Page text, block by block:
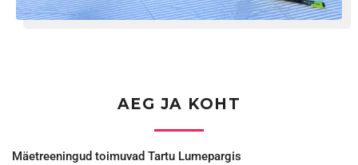
AEG JA KOHT
Mäetreeningud toimuvad Tartu Lumepargis